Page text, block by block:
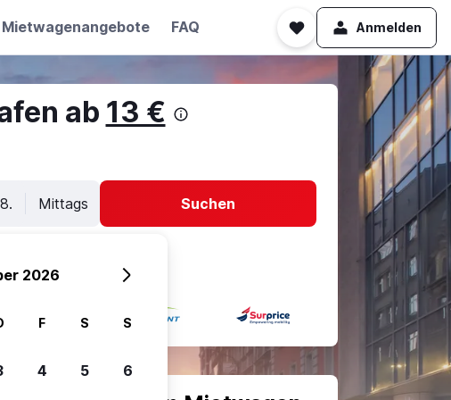
Mietwagenangebote FAQ Anmelden
ab 13 €
Mittags Suchen
2026
F S S
4 5 6